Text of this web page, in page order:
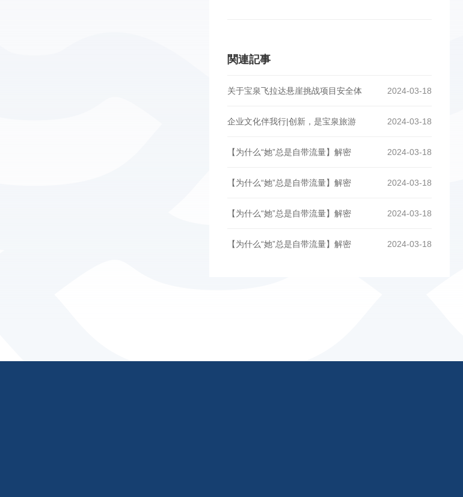
関連記事
2024-03-18
关于宝泉飞拉达悬崖挑战项目安全体
2024-03-18
企业文化伴我行|创新，是宝泉旅游
2024-03-18
【为什么“她”总是自带流量】解密
2024-03-18
【为什么“她”总是自带流量】解密
2024-03-18
【为什么“她”总是自带流量】解密
2024-03-18
【为什么“她”总是自带流量】解密